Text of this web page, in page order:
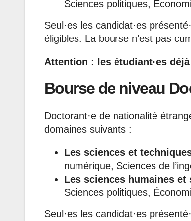
Sciences politiques,
Seul·es les candidat·es
éligibles. La bourse n’est pas
Attention : les étudiant·es
Bourse de niveau
Doctorant·e de nationalité
domaines suivants :
Les sciences et
numérique, Sciences de
Les sciences humaines et
Sciences politiques,
Seul·es les candidat·es